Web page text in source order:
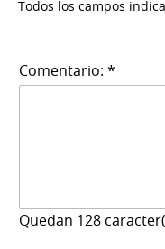
Todos los campos
Comentario: *
Quedan 128